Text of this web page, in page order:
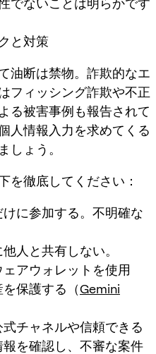
でないことは明らかです
と対策
油断は禁物。詐欺的なエ
フィッシング詐欺や不正
る被害事例も報告されて
人情報入力を求めてくる
しょう。
を徹底してください：
に参加する。不明確な
人と共有しない。
アウォレットを使用
保護する（Gemini
チャネルや信頼できる
を確認し、不審な案件